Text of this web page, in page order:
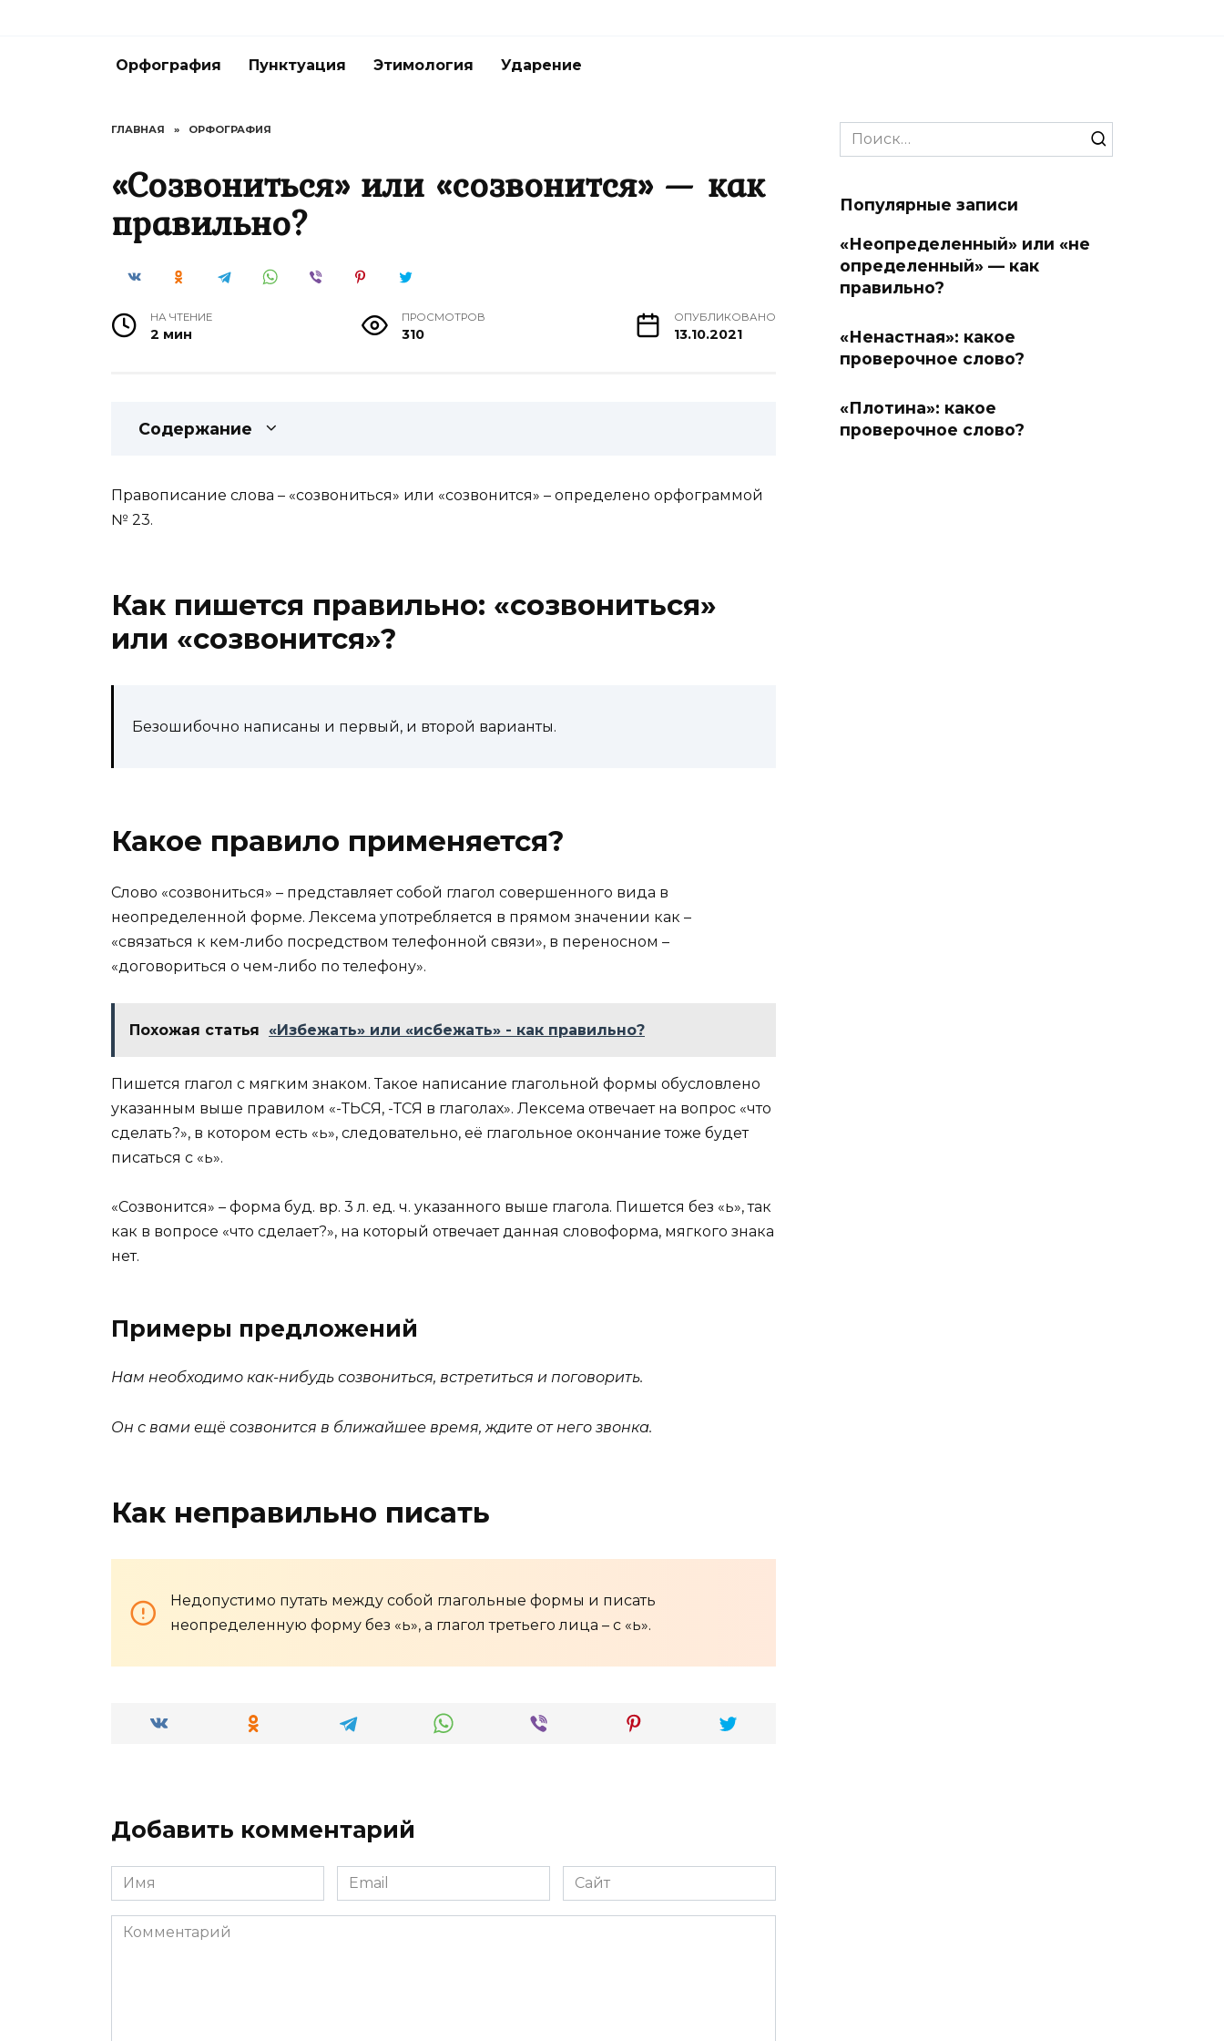
Орфография Пунктуация Этимология Ударение
ГЛАВНАЯ » ОРФОГРАФИЯ
«Созвониться» или «созвонится» — как
правильно?
НА ЧТЕНИЕ
2 мин
ПРОСМОТРОВ
310
ОПУБЛИКОВАНО
13.10.2021
Содержание
Правописание слова – «созвониться» или «созвонится» – определено орфограммой
№ 23.
Как пишется правильно: «созвониться»
или «созвонится»?
Безошибочно написаны и первый, и второй варианты.
Какое правило применяется?
Слово «созвониться» – представляет собой глагол совершенного вида в
неопределенной форме. Лексема употребляется в прямом значении как –
«связаться к кем-либо посредством телефонной связи», в переносном –
«договориться о чем-либо по телефону».
Похожая статья «Избежать» или «исбежать» - как правильно?
Пишется глагол с мягким знаком. Такое написание глагольной формы обусловлено
указанным выше правилом «-ТЬСЯ, -ТСЯ в глаголах». Лексема отвечает на вопрос «что
сделать?», в котором есть «ь», следовательно, её глагольное окончание тоже будет
писаться с «ь».
«Созвонится» – форма буд. вр. 3 л. ед. ч. указанного выше глагола. Пишется без «ь», так
как в вопросе «что сделает?», на который отвечает данная словоформа, мягкого знака
нет.
Примеры предложений
Нам необходимо как-нибудь созвониться, встретиться и поговорить.
Он с вами ещё созвонится в ближайшее время, ждите от него звонка.
Как неправильно писать
Недопустимо путать между собой глагольные формы и писать
неопределенную форму без «ь», а глагол третьего лица – с «ь».
Добавить комментарий
Имя
*
Email
*
Сайт
Комментарий
Search
for:
Популярные записи
«Неопределенный» или «не
определенный» — как
правильно?
«Ненастная»: какое
проверочное слово?
«Плотина»: какое
проверочное слово?